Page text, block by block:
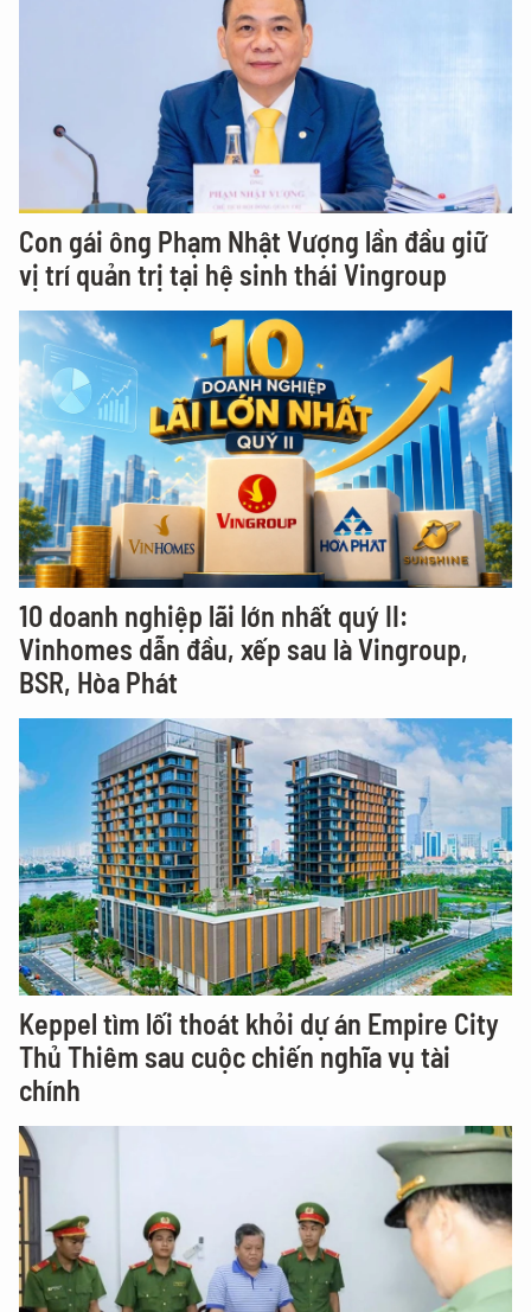
Con gái ông Phạm Nhật Vượng lần đầu giữ
vị trí quản trị tại hệ sinh thái Vingroup
10 doanh nghiệp lãi lớn nhất quý II:
Vinhomes dẫn đầu, xếp sau là Vingroup,
BSR, Hòa Phát
Keppel tìm lối thoát khỏi dự án Empire City
Thủ Thiêm sau cuộc chiến nghĩa vụ tài
chính